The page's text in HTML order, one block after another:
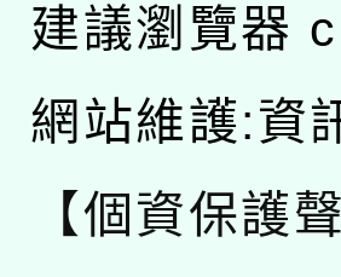
建議瀏覽器
網站維護:資
【個資保護